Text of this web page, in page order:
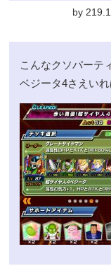
by
こんなクソパーテ
ベジータ4さえい